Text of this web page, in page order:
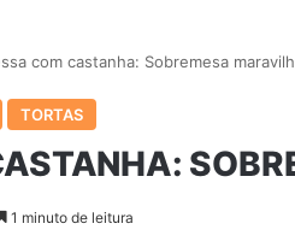
com castanha: Sobremesa
TORTAS
1 minuto de leitura